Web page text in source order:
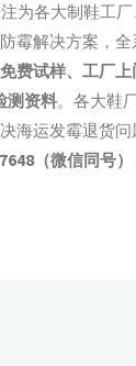
为各大制鞋工
霉解决方案，全
免费试样、工厂
测资料。各大鞋
海运发霉退货
（微信同号）